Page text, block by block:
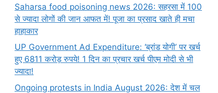
Saharsa food poisoning news 2026: सहरसा में 100
से ज्यादा लोगों की जान आफत में! पूजा का प्रसाद खाते ही मचा
हाहाकार
UP Government Ad Expenditure: ‘ब्रांड योगी’ पर खर्च
हुए 6811 करोड़ रुपये! 1 दिन का प्रचार खर्च पीएम मोदी से भी
ज्यादा!
Ongoing protests in India August 2026: देश में चल